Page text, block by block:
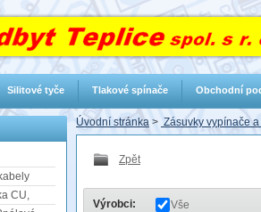
CU,
Úvodní stránka > Zásuvky vypínače
Zpět
Výrobci: Vše
Silitové tyče Tlakové spínače Obchodní